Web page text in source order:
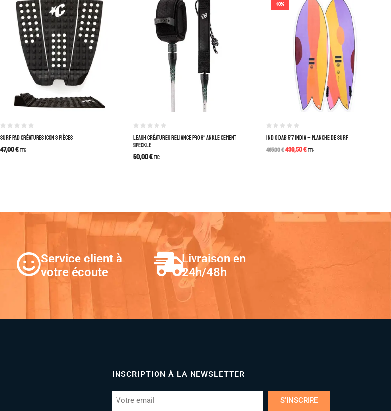
SURF PAD CRÉATURES ICON 3 PIÈCES
47,00€TTC
LEASH CRÉATURES RELIANCE PRO 9″ ANKLE CEMENT
SPECKLE
50,00€TTC
-10%
INDIO DAB 5’7 INDIA – PLANCHE DE SURF
485,00€436,50€TTC
Service client à
votre écoute
Livraison en
24h/48h
INSCRIPTION À LA NEWSLETTER
S'INSCRIRE